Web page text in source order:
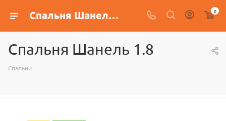
Спальня Шанель 1.8 0
Спальня Шанель 1.8
Спальни